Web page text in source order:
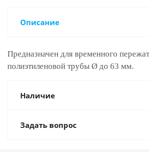
Описание
Предназначен для временного
полиэтиленовой трубы Ø до 63 мм.
Наличие
Задать вопрос